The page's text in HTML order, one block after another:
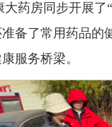
药房同步开展
备了常用药品
服务桥梁。